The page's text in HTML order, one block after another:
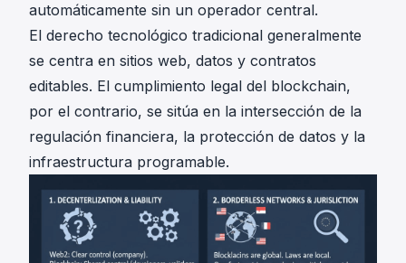
automáticamente sin un operador central.
El derecho tecnológico tradicional generalmente
se centra en sitios web, datos y contratos
editables. El cumplimiento legal del blockchain,
por el contrario, se sitúa en la intersección de la
regulación financiera, la protección de datos y la
infraestructura programable.